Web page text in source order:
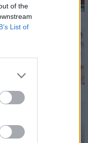
of the
List of